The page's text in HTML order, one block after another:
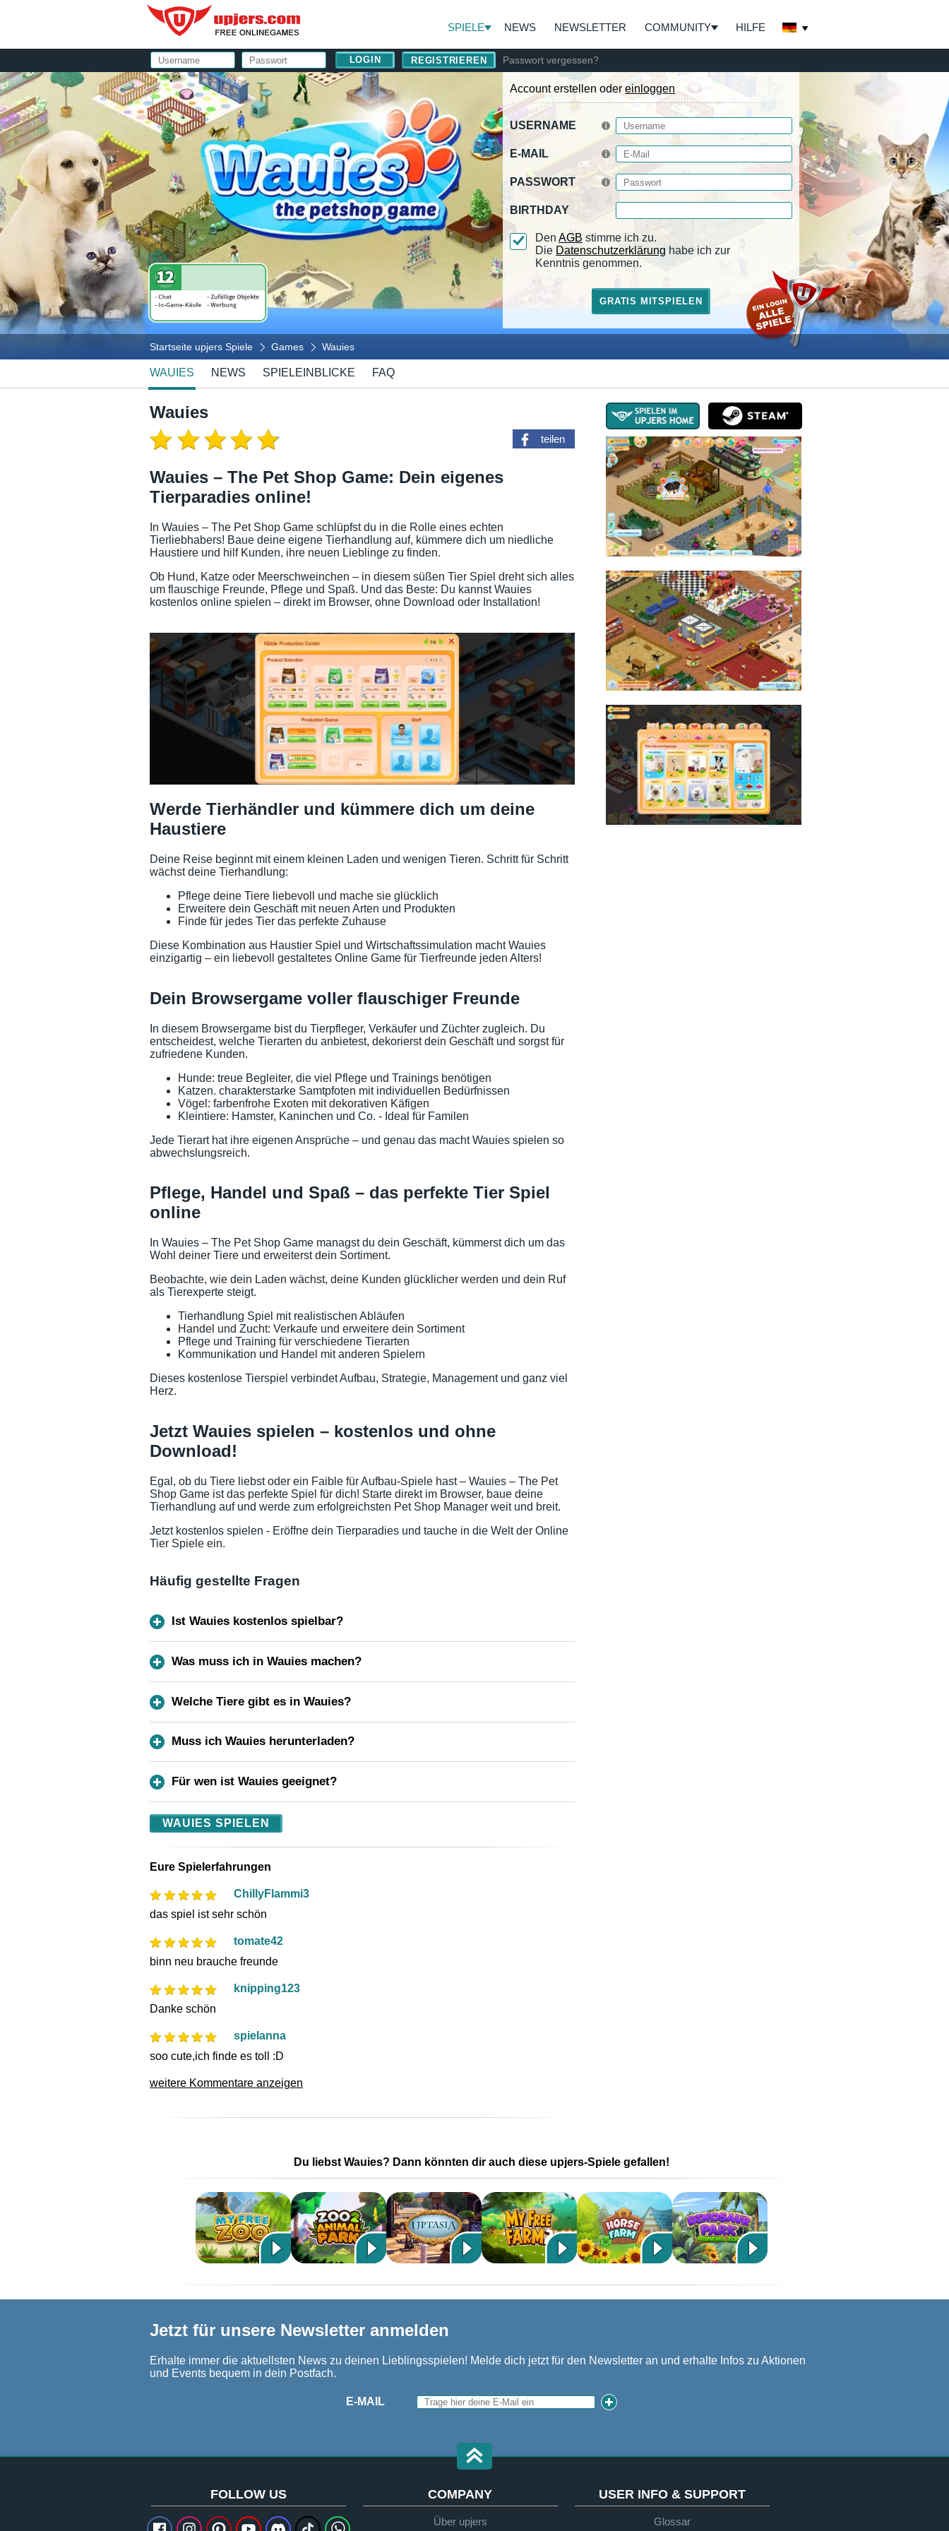
SPIELE NEWS NEWSLETTER COMMUNITY HILFE
REGISTRIEREN Passwort vergessen?
Account erstellen oder einloggen
USERNAME
E-MAIL
PASSWORT
BIRTHDAY
Den AGB stimme ich zu.
Die Datenschutzerklärung habe ich zur
Kenntnis genommen.
Startseite upjers Spiele Games Wauies
WAUIES NEWS SPIELEINBLICKE FAQ
Wauies
teilen
Wauies – The Pet Shop Game: Dein eigenes
Tierparadies online!
In Wauies – The Pet Shop Game schlüpfst du in die Rolle eines echten
Tierliebhabers! Baue deine eigene Tierhandlung auf, kümmere dich um niedliche
Haustiere und hilf Kunden, ihre neuen Lieblinge zu finden.
Ob Hund, Katze oder Meerschweinchen – in diesem süßen Tier Spiel dreht sich alles
um flauschige Freunde, Pflege und Spaß. Und das Beste: Du kannst Wauies
kostenlos online spielen – direkt im Browser, ohne Download oder Installation!
Werde Tierhändler und kümmere dich um deine
Haustiere
Deine Reise beginnt mit einem kleinen Laden und wenigen Tieren. Schritt für Schritt
wächst deine Tierhandlung:
Pflege deine Tiere liebevoll und mache sie glücklich
Erweitere dein Geschäft mit neuen Arten und Produkten
Finde für jedes Tier das perfekte Zuhause
Diese Kombination aus Haustier Spiel und Wirtschaftssimulation macht Wauies
einzigartig – ein liebevoll gestaltetes Online Game für Tierfreunde jeden Alters!
Dein Browsergame voller flauschiger Freunde
In diesem Browsergame bist du Tierpfleger, Verkäufer und Züchter zugleich. Du
entscheidest, welche Tierarten du anbietest, dekorierst dein Geschäft und sorgst für
zufriedene Kunden.
Hunde: treue Begleiter, die viel Pflege und Trainings benötigen
Katzen. charakterstarke Samtpfoten mit individuellen Bedürfnissen
Vögel: farbenfrohe Exoten mit dekorativen Käfigen
Kleintiere: Hamster, Kaninchen und Co. - Ideal für Familen
Jede Tierart hat ihre eigenen Ansprüche – und genau das macht Wauies spielen so
abwechslungsreich.
Pflege, Handel und Spaß – das perfekte Tier Spiel
online
In Wauies – The Pet Shop Game managst du dein Geschäft, kümmerst dich um das
Wohl deiner Tiere und erweiterst dein Sortiment.
Beobachte, wie dein Laden wächst, deine Kunden glücklicher werden und dein Ruf
als Tierexperte steigt.
Tierhandlung Spiel mit realistischen Abläufen
Handel und Zucht: Verkaufe und erweitere dein Sortiment
Pflege und Training für verschiedene Tierarten
Kommunikation und Handel mit anderen Spielern
Dieses kostenlose Tierspiel verbindet Aufbau, Strategie, Management und ganz viel
Herz.
Jetzt Wauies spielen – kostenlos und ohne
Download!
Egal, ob du Tiere liebst oder ein Faible für Aufbau-Spiele hast – Wauies – The Pet
Shop Game ist das perfekte Spiel für dich! Starte direkt im Browser, baue deine
Tierhandlung auf und werde zum erfolgreichsten Pet Shop Manager weit und breit.
Jetzt kostenlos spielen - Eröffne dein Tierparadies und tauche in die Welt der Online
Tier Spiele ein.
Häufig gestellte Fragen
Ist Wauies kostenlos spielbar?
Was muss ich in Wauies machen?
Welche Tiere gibt es in Wauies?
Muss ich Wauies herunterladen?
Für wen ist Wauies geeignet?
WAUIES SPIELEN
Eure Spielerfahrungen
ChillyFlammi3
das spiel ist sehr schön
tomate42
binn neu brauche freunde
knipping123
Danke schön
spielanna
soo cute,ich finde es toll :D
weitere Kommentare anzeigen
Du liebst Wauies? Dann könnten dir auch diese upjers-Spiele gefallen!
Jetzt für unsere Newsletter anmelden
Erhalte immer die aktuellsten News zu deinen Lieblingsspielen! Melde dich jetzt für den Newsletter an und erhalte Infos zu Aktionen
und Events bequem in dein Postfach.
E-MAIL
FOLLOW US COMPANY
Über upjers
USER INFO & SUPPORT
Glossar